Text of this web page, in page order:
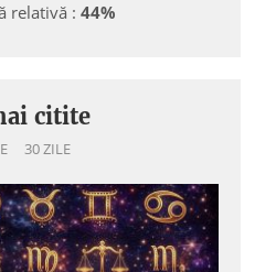
relativă : 44%
citite
30 ZILE